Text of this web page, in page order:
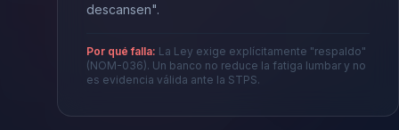
descansen".
Por qué falla: La Ley exige explícitamente "respaldo"
(NOM-036). Un banco no reduce la fatiga lumbar y no
es evidencia válida ante la STPS.